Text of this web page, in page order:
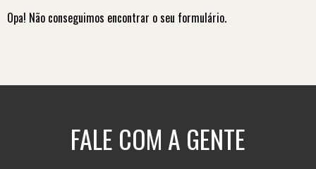
Opa! Não conseguimos encontrar o seu formulário.
FALE COM A GENTE